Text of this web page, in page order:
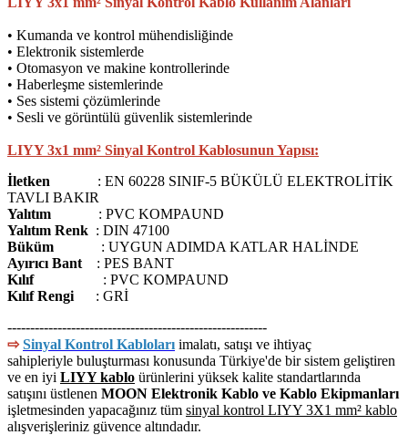
• Kumanda ve kontrol mühendisliğinde
• Elektronik sistemlerde
• Otomasyon ve makine kontrollerinde
• Haberleşme sistemlerinde
• Ses sistemi çözümlerinde
• Sesli ve görüntülü güvenlik sistemlerinde
LIYY 3x1 mm² Sinyal Kontrol Kablosunun Yapısı:
İletken : EN 60228 SINIF-5 BÜKÜLÜ ELEKTROLİTİK
TAVLI BAKIR
Yalıtım : PVC KOMPAUND
Yalıtım Renk : DIN 47100
Büküm : UYGUN ADIMDA KATLAR HALİNDE
Ayırıcı Bant : PES BANT
Kılıf
: PVC KOMPAUND
Kılıf Rengi : GRİ
---------------------------------------------------------
⇨ Sinyal Kontrol Kabloları imalatı, satışı ve ihtiyaç
sahipleriyle buluşturması konusunda Türkiye'de bir sistem geliştiren
ve en iyi LIYY kablo ürünlerini yüksek kalite standartlarında
satışını üstlenen MOON Elektronik Kablo ve Kablo Ekipmanları
işletmesinden yapacağınız tüm sinyal kontrol LIYY 3X1 mm² kablo
alışverişleriniz güvence altındadır.